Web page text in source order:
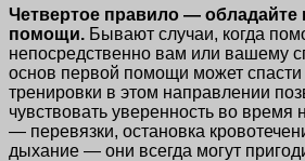
Четвертое правило —
помощи. Бывают случаи, когда
непосредственно вам или вашему
основ первой помощи может
тренировки в этом направлении
чувствовать уверенность во время
— перевязки, остановка
дыхание — они всегда могут